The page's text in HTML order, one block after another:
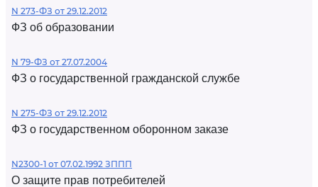
N 273-ФЗ от 29.12.2012
ФЗ об образовании
N 79-ФЗ от 27.07.2004
ФЗ о государственной гражданской службе
N 275-ФЗ от 29.12.2012
ФЗ о государственном оборонном заказе
N2300-1 от 07.02.1992 ЗППП
О защите прав потребителей